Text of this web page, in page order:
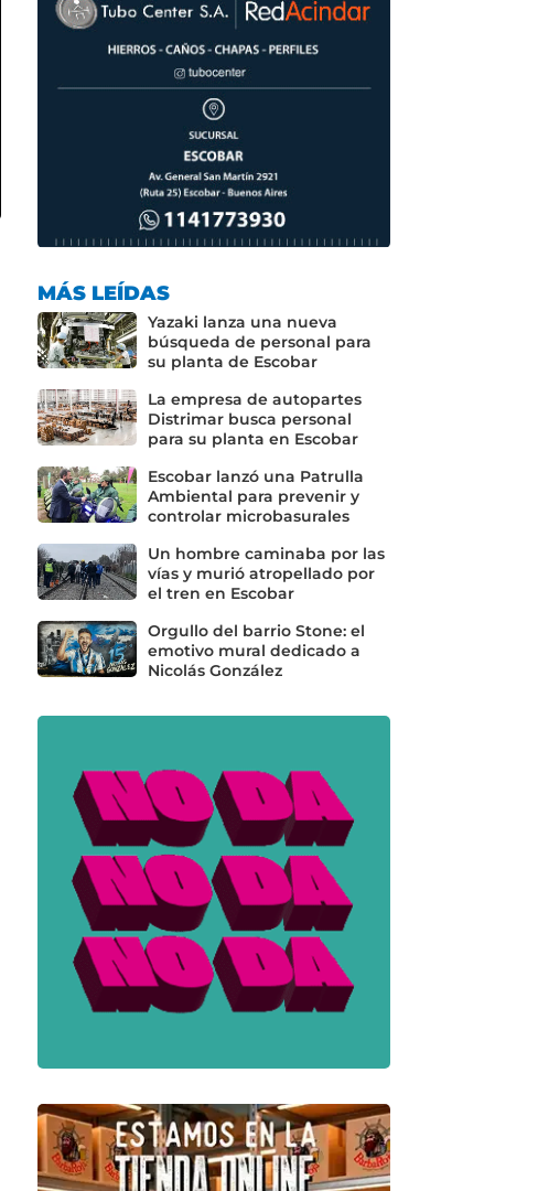
MÁS LEÍDAS
Yazaki lanza una nueva
búsqueda de personal para
su planta de Escobar
La empresa de autopartes
Distrimar busca personal
para su planta en Escobar
Escobar lanzó una Patrulla
Ambiental para prevenir y
controlar microbasurales
Un hombre caminaba por las
vías y murió atropellado por
el tren en Escobar
Orgullo del barrio Stone: el
emotivo mural dedicado a
Nicolás González